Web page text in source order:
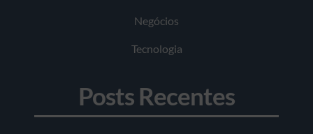
Negócios
Tecnologia
Posts Recentes